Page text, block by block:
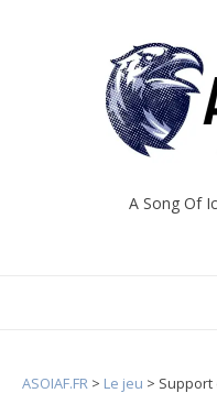
A Song Of
ASOIAF.FR > Le jeu > Support